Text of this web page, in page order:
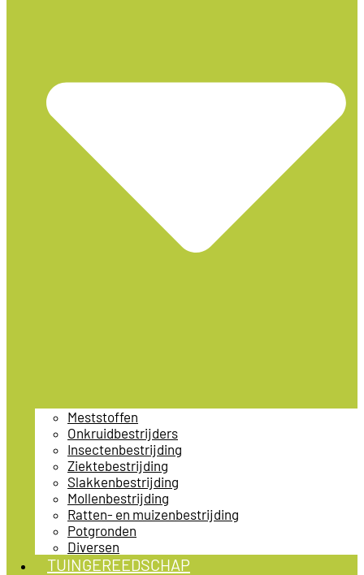
Meststoffen
Onkruidbestrijders
Insectenbestrijding
Ziektebestrijding
Slakkenbestrijding
Mollenbestrijding
Ratten- en muizenbestrijding
Potgronden
Diversen
TUINGEREEDSCHAP